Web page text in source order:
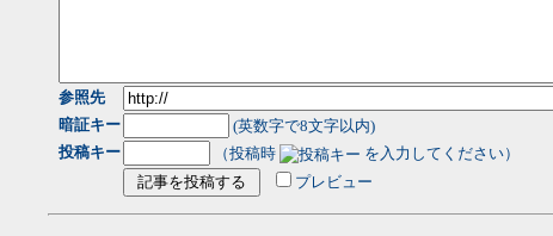
参照先
暗証キー
(英数字で8文字以内)
投稿キー
（投稿時
を入力してください）
プレビュー